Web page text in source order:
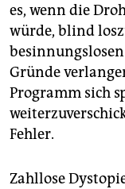
es, wenn die
würde, blind
Gründe
Programm sich
Fehler.
Zahllose